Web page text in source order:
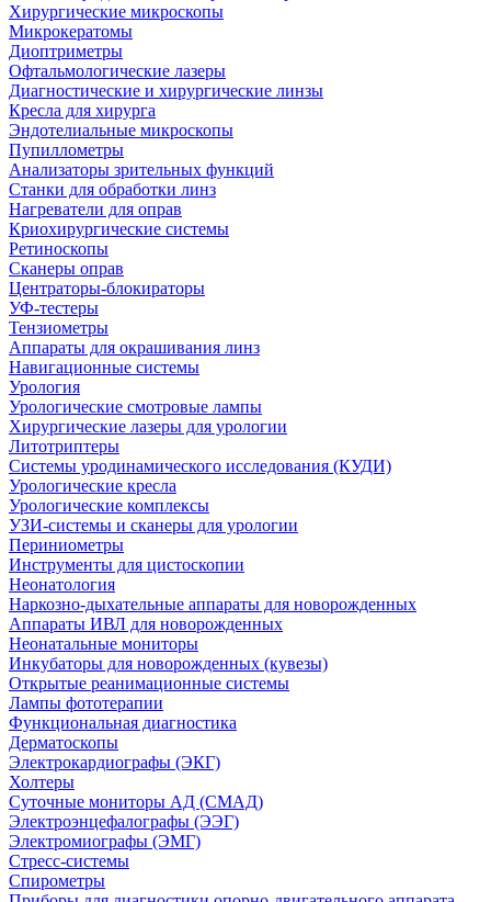
Хирургические микроскопы
Микрокератомы
Диоптриметры
Офтальмологические лазеры
Диагностические и хирургические линзы
Кресла для хирурга
Эндотелиальные микроскопы
Пупиллометры
Анализаторы зрительных функций
Станки для обработки линз
Нагреватели для оправ
Криохирургические системы
Ретиноскопы
Сканеры оправ
Центраторы-блокираторы
УФ-тестеры
Тензиометры
Аппараты для окрашивания линз
Навигационные системы
Урология
Урологические смотровые лампы
Хирургические лазеры для урологии
Литотриптеры
Системы уродинамического исследования (КУДИ)
Урологические кресла
Урологические комплексы
УЗИ-системы и сканеры для урологии
Периниометры
Инструменты для цистоскопии
Неонатология
Наркозно-дыхательные аппараты для новорожденных
Аппараты ИВЛ для новорожденных
Неонатальные мониторы
Инкубаторы для новорожденных (кувезы)
Открытые реанимационные системы
Лампы фототерапии
Функциональная диагностика
Дерматоскопы
Электрокардиографы (ЭКГ)
Холтеры
Суточные мониторы АД (СМАД)
Электроэнцефалографы (ЭЭГ)
Электромиографы (ЭМГ)
Стресс-системы
Спирометры